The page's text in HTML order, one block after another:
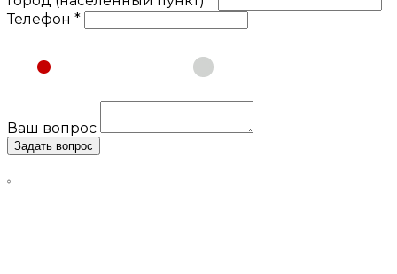
Телефон *
Юридическое лицо
Ваш вопрос
Задать вопрос